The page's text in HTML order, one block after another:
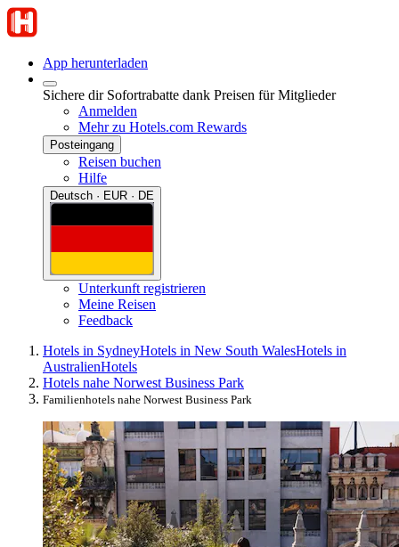
App herunterladen
Sichere dir Sofortrabatte dank Preisen für Mitglieder
Anmelden
Mehr zu Hotels.com Rewards
Posteingang
Reisen buchen
Hilfe
Deutsch · EUR · DE
Unterkunft registrieren
Meine Reisen
Feedback
Hotels in SydneyHotels in New South WalesHotels in
AustralienHotels
Hotels nahe Norwest Business Park
Familienhotels nahe Norwest Business Park